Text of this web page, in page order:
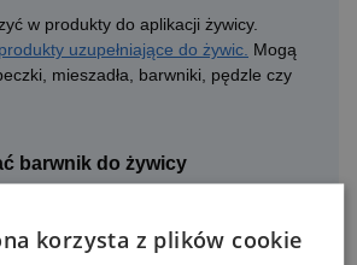
w produkty do aplikacji żywicy.
uzupełniające do żywic. Mogą
mieszadła, barwniki, pędzle czy
barwnik do żywicy
UVLS + MC?
można łączyć z
kolorowymi
. Barwniki przydają się do tworzenia
korzysta z plików cookie